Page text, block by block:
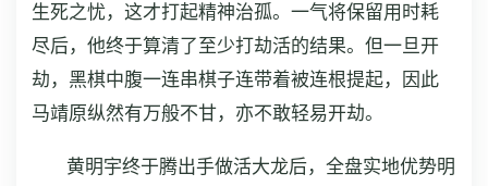
生死之忧，这才打起精神治孤。一气将保留用时耗
尽后，他终于算清了至少打劫活的结果。但一旦开
劫，黑棋中腹一连串棋子连带着被连根提起，因此
马靖原纵然有万般不甘，亦不敢轻易开劫。
黄明宇终于腾出手做活大龙后，全盘实地优势明